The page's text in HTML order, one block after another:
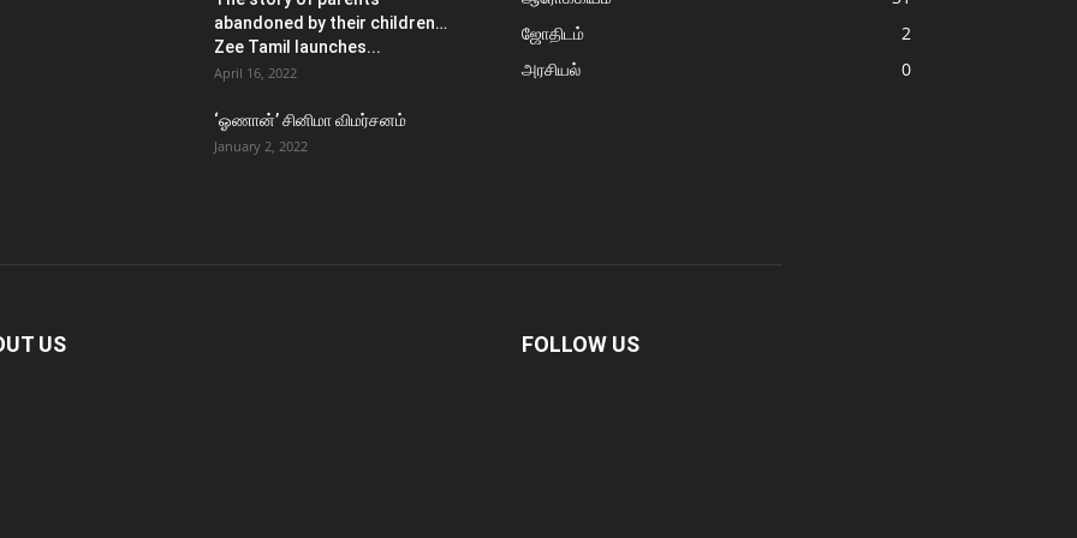
abandoned by their children…
Zee Tamil launches...
April 16, 2022
‘ஓணான்’ சினிமா விமர்சனம்
January 2, 2022
ஜோதிடம்
2
அரசியல்
0
US FOLLOW US